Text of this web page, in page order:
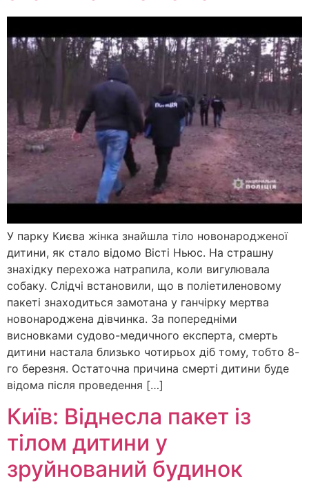
У парку Києва жінка знайшла тіло новонародженої
дитини, як стало відомо Вісті Ньюс. На страшну
знахідку перехожа натрапила, коли вигулювала
собаку. Слідчі встановили, що в поліетиленовому
пакеті знаходиться замотана у ганчірку мертва
новонароджена дівчинка. За попередніми
висновками судово-медичного експерта, смерть
дитини настала близько чотирьох діб тому, тобто 8-
го березня. Остаточна причина смерті дитини буде
відома після проведення […]
Київ: Віднесла пакет із
тілом дитини у
зруйнований будинок